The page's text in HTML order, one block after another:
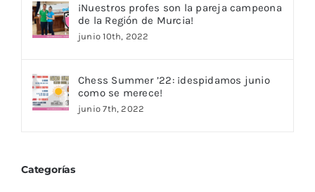
¡Nuestros profes son la pareja campeona
de la Región de Murcia!
junio 10th, 2022
Chess Summer ’22: ¡despidamos junio
como se merece!
junio 7th, 2022
Categorías